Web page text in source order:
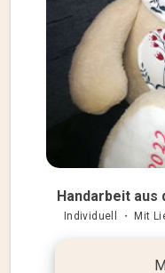
Handarbeit
Individuell ・ Mit